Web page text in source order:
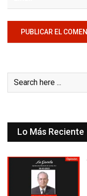
Lo Más Reciente